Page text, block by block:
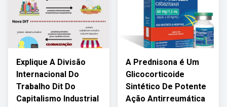
Explique A Divisão
Internacional Do
Trabalho Dit Do
Capitalismo Industrial
A Prednisona é Um
Glicocorticoide
Sintético De Potente
Ação Antirreumática